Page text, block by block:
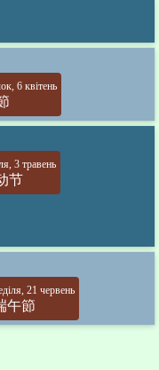
6 квітень
3 травень
节
21 червень
午節